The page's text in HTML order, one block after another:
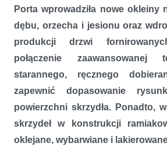
Porta wprowadziła nowe okleiny
dębu, orzecha i jesionu oraz
produkcji drzwi
połączenie zaawansowanej
starannego, ręcznego
zapewnić dopasowanie
powierzchni skrzydła. Ponadto,
skrzydeł w konstrukcji
oklejane, wybarwiane i